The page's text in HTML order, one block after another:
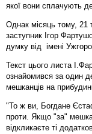
якої вони сплачують
Однак місяць тому, 21
заступник Ігор
думку від імені
Текст цього листа
ознайомився за один
мешканців на
"То ж ви, Богдане
проти. Якщо "за"
відкликаєте ті